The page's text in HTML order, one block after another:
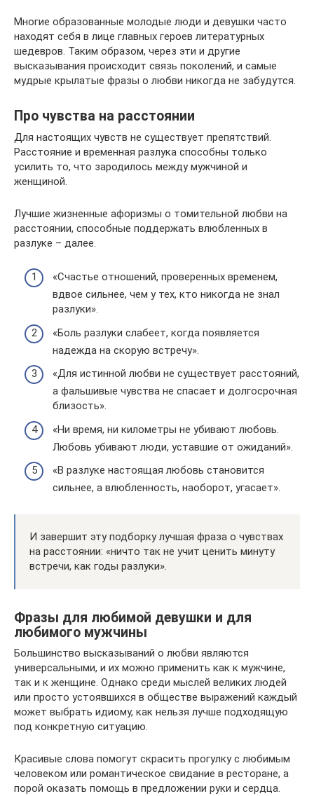
Многие образованные молодые люди и девушки часто
находят себя в лице главных героев литературных
шедевров. Таким образом, через эти и другие
высказывания происходит связь поколений, и самые
мудрые крылатые фразы о любви никогда не забудутся.
Про чувства на расстоянии
Для настоящих чувств не существует препятствий.
Расстояние и временная разлука способны только
усилить то, что зародилось между мужчиной и
женщиной.
Лучшие жизненные афоризмы о томительной любви на
расстоянии, способные поддержать влюбленных в
разлуке – далее.
«Счастье отношений, проверенных временем,
вдвое сильнее, чем у тех, кто никогда не знал
разлуки».
«Боль разлуки слабеет, когда появляется
надежда на скорую встречу».
«Для истинной любви не существует расстояний,
а фальшивые чувства не спасает и долгосрочная
близость».
«Ни время, ни километры не убивают любовь.
Любовь убивают люди, уставшие от ожиданий».
«В разлуке настоящая любовь становится
сильнее, а влюбленность, наоборот, угасает».
И завершит эту подборку лучшая фраза о чувствах
на расстоянии: «ничто так не учит ценить минуту
встречи, как годы разлуки».
Фразы для любимой девушки и для
любимого мужчины
Большинство высказываний о любви являются
универсальными, и их можно применить как к мужчине,
так и к женщине. Однако среди мыслей великих людей
или просто устоявшихся в обществе выражений каждый
может выбрать идиому, как нельзя лучше подходящую
под конкретную ситуацию.
Красивые слова помогут скрасить прогулку с любимым
человеком или романтическое свидание в ресторане, а
порой оказать помощь в предложении руки и сердца.